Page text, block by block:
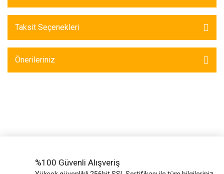
Taksit Seçenekleri
Önerileriniz
%100 Güvenli Alışveriş